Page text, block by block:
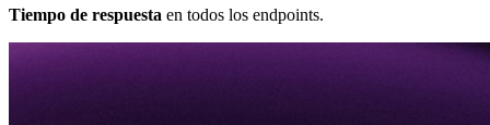
Tiempo de respuesta en todos los endpoints.